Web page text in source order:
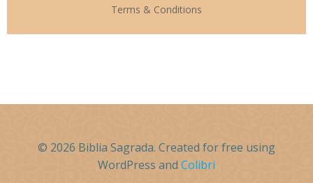
Terms & Conditions
© 2026 Biblia Sagrada. Created for free using
WordPress and Colibri